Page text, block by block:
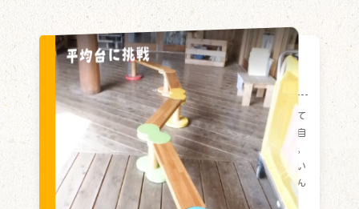
平均台に挑戦
平均台に挑戦
平均台に挑戦したひまわりぐみさん。怖くなって
先生の手を握る子や、慎重にゆっくりわたる子、自
分でどんどん進む子など様々な姿が見られました。
お友だちが渡っている間はみんなで座って待ってい
て、渡り終わったら拍手をしていました。たくさん
遊んで経験しようね！